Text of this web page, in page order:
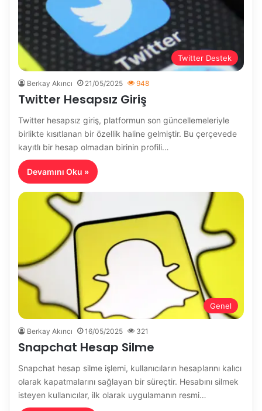
Twitter Destek
Berkay Akıncı 21/05/2025 948
Twitter Hesapsız Giriş
Twitter hesapsız giriş, platformun son güncellemeleriyle
birlikte kısıtlanan bir özellik haline gelmiştir. Bu çerçevede
kayıtlı bir hesap olmadan birinin profili…
Devamını Oku »
Genel
Berkay Akıncı 16/05/2025 321
Snapchat Hesap Silme
Snapchat hesap silme işlemi, kullanıcıların hesaplarını kalıcı
olarak kapatmalarını sağlayan bir süreçtir. Hesabını silmek
isteyen kullanıcılar, ilk olarak uygulamanın resmi…